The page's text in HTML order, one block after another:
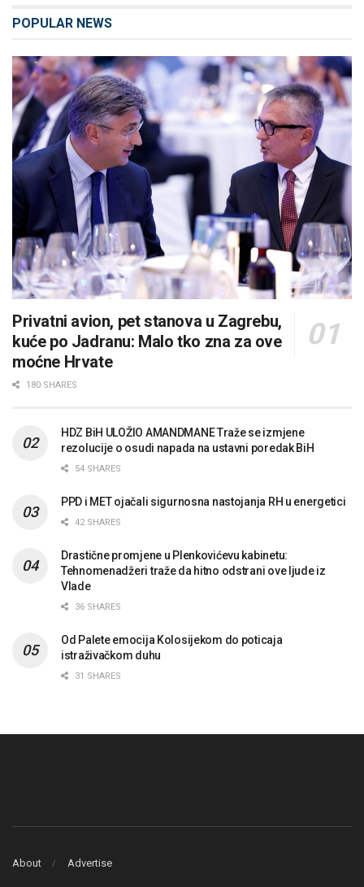
POPULAR NEWS
Privatni avion, pet stanova u Zagrebu,
kuće po Jadranu: Malo tko zna za ove
moćne Hrvate
180 SHARES
HDZ BiH ULOŽIO AMANDMANE Traže se izmjene
rezolucije o osudi napada na ustavni poredak BiH
54 SHARES
PPD i MET ojačali sigurnosna nastojanja RH u energetici
42 SHARES
Drastične promjene u Plenkovićevu kabinetu:
Tehnomenadžeri traže da hitno odstrani ove ljude iz
Vlade
36 SHARES
Od Palete emocija Kolosijekom do poticaja
istraživačkom duhu
31 SHARES
About Advertise